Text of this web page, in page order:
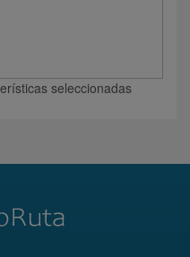
seleccionadas